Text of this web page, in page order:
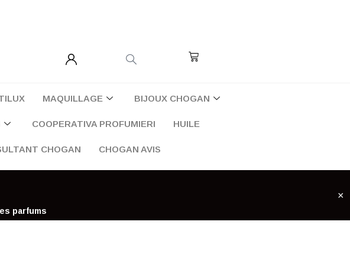
Cart
MAQUILLAGE BIJOUX CHOGAN
COOPERATIVA PROFUMIERI HUILE
CHOGAN CHOGAN AVIS
parfums
×